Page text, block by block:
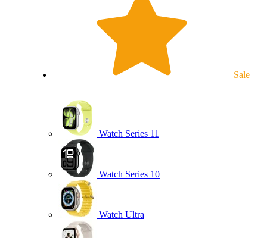
Sale
Watch Series 11
Watch Series 10
Watch Ultra